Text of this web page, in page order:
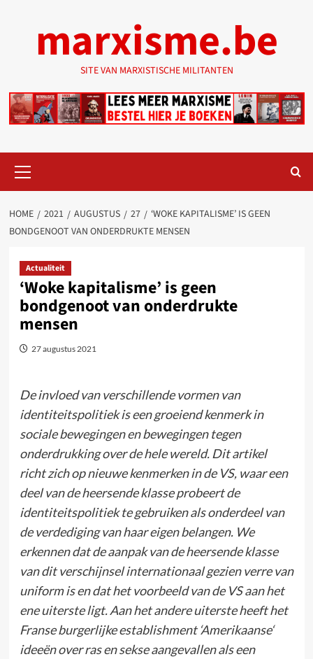
marxisme.be
SITE VAN MARXISTISCHE MILITANTEN
menu
HOME 2021 AUGUSTUS 27
‘WOKE KAPITALISME’ IS GEEN
BONDGENOOT VAN ONDERDRUKTE MENSEN
Actualiteit
‘Woke kapitalisme’ is geen
bondgenoot van onderdrukte
mensen
27 augustus 2021
De invloed van verschillende vormen van
identiteitspolitiek is een groeiend kenmerk in
sociale bewegingen en bewegingen tegen
onderdrukking over de hele wereld. Dit artikel
richt zich op nieuwe kenmerken in de VS, waar een
deel van de heersende klasse probeert de
identiteitspolitiek te gebruiken als onderdeel van
de verdediging van haar eigen belangen. We
erkennen dat de aanpak van de heersende klasse
van dit verschijnsel internationaal gezien verre van
uniform is en dat het voorbeeld van de VS aan het
ene uiterste ligt. Aan het andere uiterste heeft het
Franse burgerlijke establishment ‘Amerikaanse‘
ideeën over ras en sekse aangevallen als een